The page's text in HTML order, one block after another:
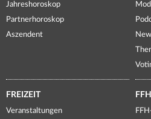
Jahreshoroskop
Partnerhoroskop
Aszendent
FREIZEIT
Veranstaltungen